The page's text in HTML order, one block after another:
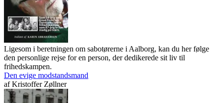
Ligesom i beretningen om sabotørerne i Aalborg, kan du her følge
den personlige rejse for en person, der dedikerede sit liv til
frihedskampen.
Den evige modstandsmand
afKristoffer Zøllner